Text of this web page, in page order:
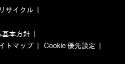
サイクル
基本方針
トマップ
Cookie 優先設定